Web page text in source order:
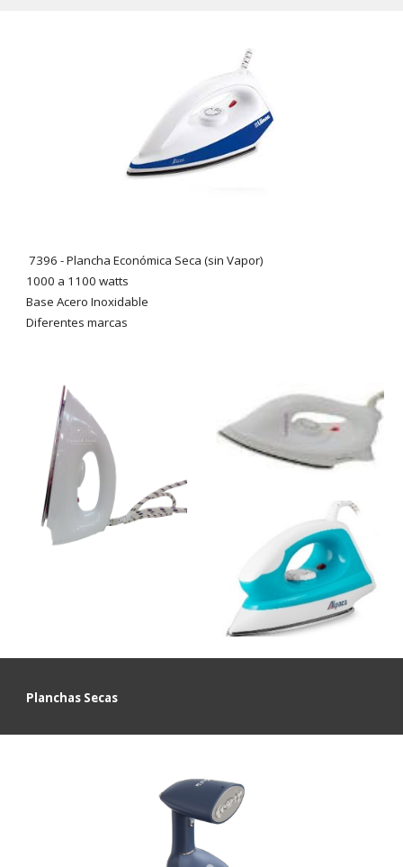
7396 -Plancha Económica Seca (sin Vapor)
1000 a 1100 watts
Base Acero Inoxidable
Diferentes marcas
Planchas Secas